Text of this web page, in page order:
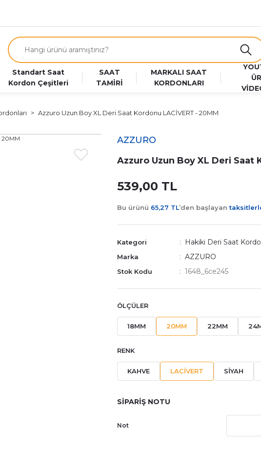
Standart Saat
Kordon Çeşitleri
SAAT
TAMİRİ
MARKALI SAAT
KORDONLARI
Azzuro Uzun Boy XL Deri Saat Kordonu LACİVERT - 20MM
AZZURO
Azzuro Uzun Boy XL Deri Saat
539,00 TL
Bu ürünü 65,27 TL’den başlayan
Kategori Hakiki Deri Saat
Marka AZZURO
Stok Kodu 1648_6ce245
ÖLÇÜLER
18MM 20MM 22MM
RENK
KAHVE LACİVERT SİYAH
SİPARİŞ NOTU
Not